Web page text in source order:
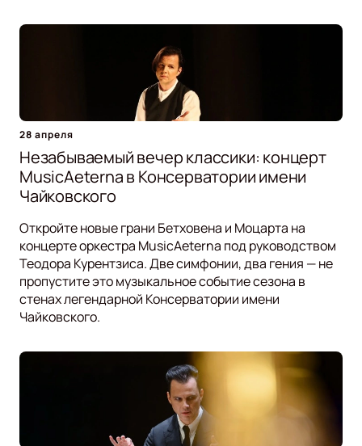
28 апреля
Незабываемый вечер классики: концерт
MusicAeterna в Консерватории имени
Чайковского
Откройте новые грани Бетховена и Моцарта на
концерте оркестра MusicAeterna под руководством
Теодора Курентзиса. Две симфонии, два гения — не
пропустите это музыкальное событие сезона в
стенах легендарной Консерватории имени
Чайковского.